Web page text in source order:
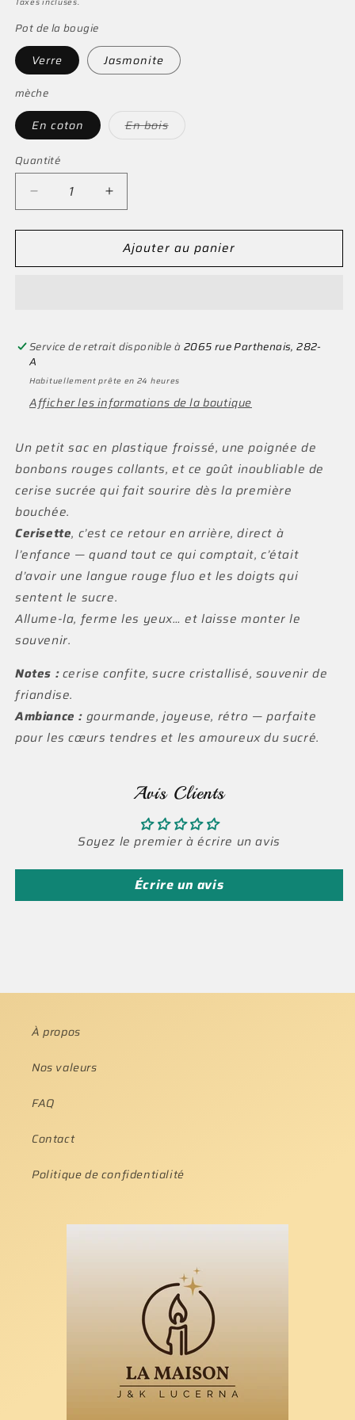
Pot de la bougie
Verre Jasmonite
mèche
En coton En bois
Variante
Quantité
Réduire
la
quantité
Cerisette
Augmenter
la
quantité
de
Cerisette
Ajouter au panier
Service de retrait disponible à2065 rue Parthenais, 282-
A
Habituellement prête en 24 heures
Afficher les informations de la boutique
Un petit sac en plastique froissé, une poignée de
bonbons rouges collants, et ce goût inoubliable de
cerise sucrée qui fait sourire dès la première
bouchée.
Cerisette, c’est ce retour en arrière, direct à
l’enfance — quand tout ce qui comptait, c’était
d’avoir une langue rouge fluo et les doigts qui
sentent le sucre.
Allume-la, ferme les yeux… et laisse monter le
souvenir.
Notes :cerise confite, sucre cristallisé, souvenir de
friandise.
Ambiance : gourmande, joyeuse, rétro — parfaite
pour les cœurs tendres et les amoureux du sucré.
Avis Clients
Soyez le premier à écrire un avis
Écrire un avis
À propos
Nos valeurs
FAQ
Contact
Politique de confidentialité